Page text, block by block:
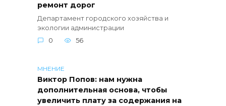
ремонт дорог
Департамент городского хозяйства и
экологии администрации
0
56
МНЕНИЕ
Виктор Попов: нам нужна
дополнительная основа, чтобы
увеличить плату за содержания на